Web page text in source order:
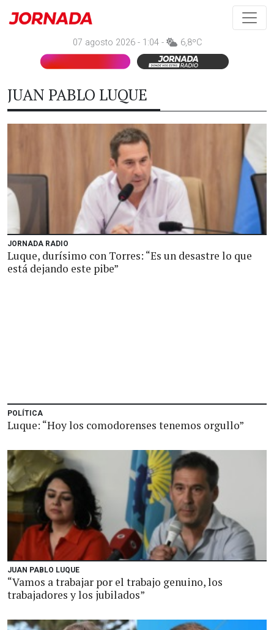
07 agosto 2026 - 1:04 - 6,8ºC
JUAN PABLO LUQUE
JORNADA RADIO
Luque, durísimo con Torres: “Es un desastre lo que
está dejando este pibe”
POLÍTICA
Luque: “Hoy los comodorenses tenemos orgullo”
JUAN PABLO LUQUE
“Vamos a trabajar por el trabajo genuino, los
trabajadores y los jubilados”